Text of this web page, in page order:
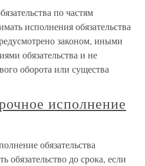
по частям
исполнения обязательства
законом, иными
обязательства и не
оборота или существа
исполнение
обязательства
обязательство до срока, если